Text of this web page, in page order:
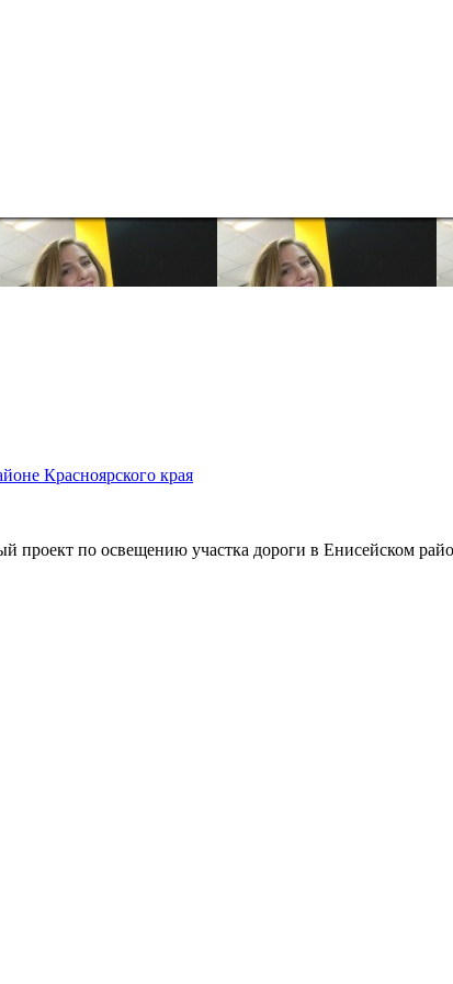
Красноярского края
по освещению участка дороги в Енисейском